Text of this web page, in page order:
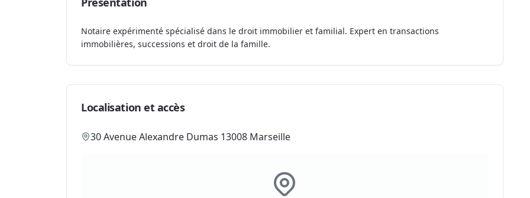
Notaire expérimenté spécialisé dans le droit immobilier et familial. Expert en transactions
immobilières, successions et droit de la famille.
Localisation et accès
30 Avenue Alexandre Dumas 13008 Marseille